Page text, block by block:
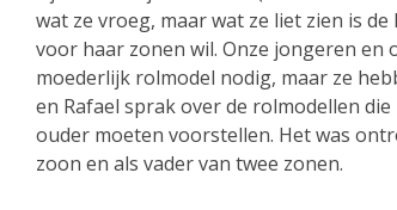
wat ze vroeg, maar wat ze liet zien is
voor haar zonen wil. Onze jongeren en
moederlijk rolmodel nodig, maar ze
en Rafael sprak over de rolmodellen
ouder moeten voorstellen. Het was
zoon en als vader van twee zonen.